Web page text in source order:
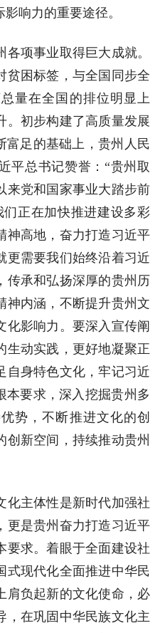
响力的重要途径。
项事业取得巨大成就。
贫困标签，与全国同步全
量在全国的排位明显上
。初步构建了高质量发展
富足的基础上，贵州人民
平总书记赞誉：“贵州取
来党和国家事业大踏步前
正在加快推进建设多彩
神高地，奋力打造习近平
更需要我们始终沿着习近
传承和弘扬深厚的贵州历
神内涵，不断提升贵州文
化影响力。要深入宣传阐
生动实践，更好地凝聚正
自身特色文化，牢记习近
本要求，深入挖掘贵州多
势，不断推进文化的创
创新空间，持续推动贵州
化主体性是新时代加强社
更是贵州奋力打造习近平
要求。着眼于全面建设社
式现代化全面推进中华民
肩负起新的文化使命，必
，在巩固中华民族文化主